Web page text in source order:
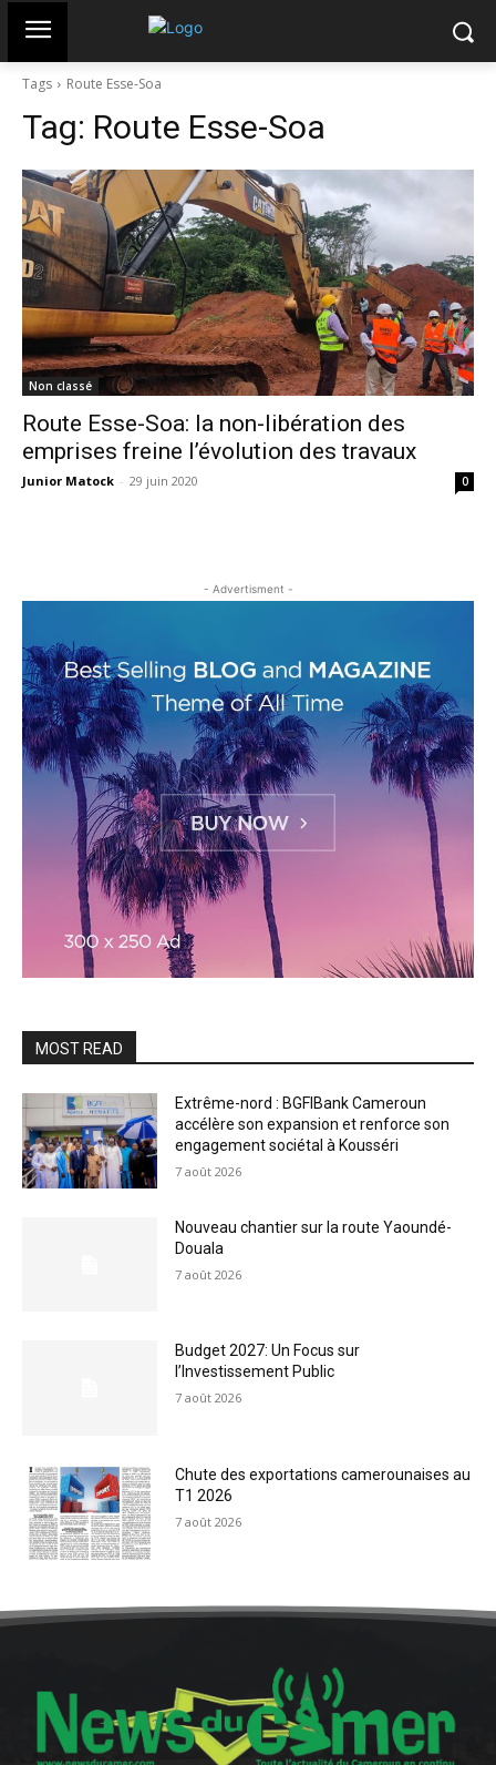
Tags Route Esse-Soa
Tag: Route Esse-Soa
Non classé
Route Esse-Soa: la non-libération des
emprises freine l’évolution des travaux
Junior Matock - 29 juin 2020 0
- Advertisment -
MOST READ
Extrême-nord : BGFIBank Cameroun
accélère son expansion et renforce son
engagement sociétal à Kousséri
7 août 2026
Nouveau chantier sur la route Yaoundé-
Douala
7 août 2026
Budget 2027: Un Focus sur
l’Investissement Public
7 août 2026
Chute des exportations camerounaises au
T1 2026
7 août 2026